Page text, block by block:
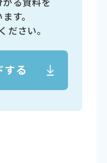
す。
ださい。
する